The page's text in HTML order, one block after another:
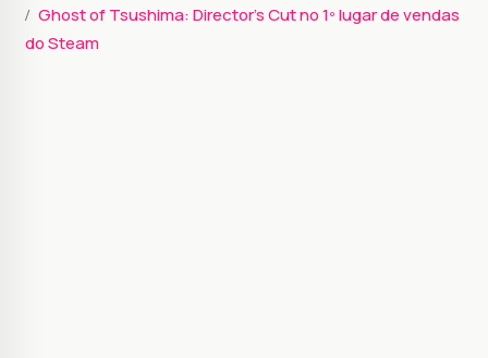
Ghost of Tsushima: Director's Cut no 1º lugar de vendas
do Steam